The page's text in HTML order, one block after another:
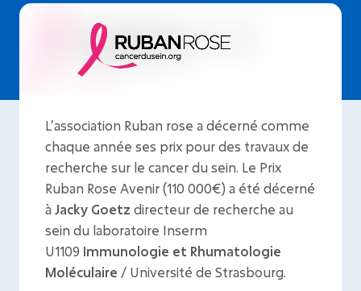
L’association Ruban rose a décerné comme
chaque année ses prix pour des travaux de
recherche sur le cancer du sein. Le Prix
Ruban Rose Avenir (110 000€) a été décerné
à Jacky Goetz directeur de recherche au
sein du laboratoire Inserm
U1109 Immunologie et Rhumatologie
Moléculaire / Université de Strasbourg.